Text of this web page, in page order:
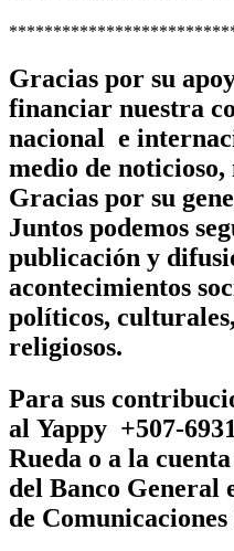
Gracias por su
financiar nuestra
nacional e
medio de
Gracias por su
Juntos podemos
publicación y
acontecimientos
políticos,
religiosos.
Para sus
al Yappy +507-
Rueda o a la
del Banco General
de